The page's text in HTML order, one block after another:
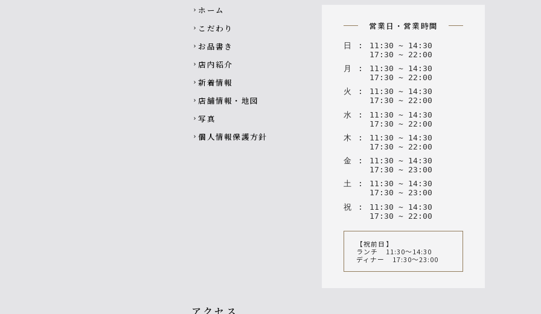
Footer navigation
chevron_right ホーム
chevron_right こだわり
chevron_right お品書き
chevron_right 店内紹介
chevron_right 新着情報
chevron_right 店舗情報・地図
chevron_right 写真
chevron_right 個人情報保護方針
営業日・営業時間
日 : 11 : 30 ~ 14: 30
17 : 30 ~ 22 : 00
月
: 11 : 30 ~ 14: 30
17 : 30 ~ 22 : 00
火
: 11 : 30 ~ 14: 30
17 : 30 ~ 22 : 00
水
: 11 : 30 ~ 14: 30
17 : 30 ~ 22 : 00
木
: 11 : 30 ~ 14: 30
17 : 30 ~ 22 : 00
金
: 11 : 30 ~ 14: 30
17 : 30 ~ 23 : 00
土
: 11 : 30 ~ 14: 30
17 : 30 ~ 23 : 00
祝 : 11 : 30 ~ 14: 30
17 : 30 ~ 22 : 00
【祝前日】
ランチ 11:30〜14:30
ディナー 17:30〜23:00